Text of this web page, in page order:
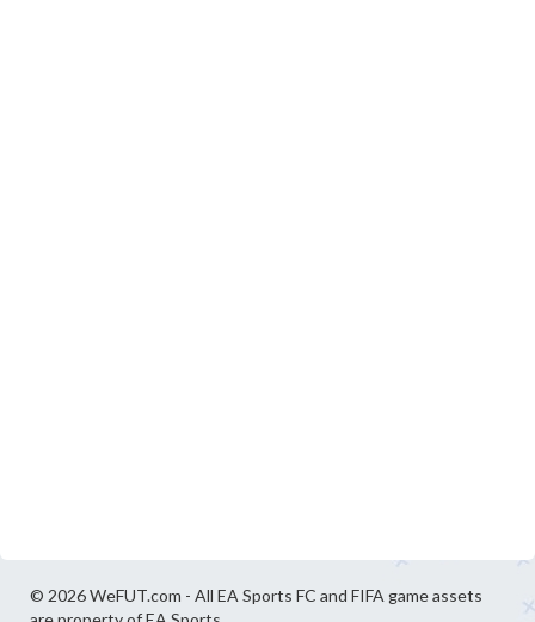
© 2026 WeFUT.com - All EA Sports FC and FIFA game assets